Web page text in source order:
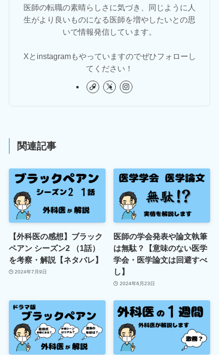
医師の転職の素晴らしさに気づき、同じように人
生がより良いものになる医師を増やしたいとの思
いで情報発信しています。
Xとinstagramもやっていますのでぜひフォローし
てください！
関連記事
【外科医の感想】ブラック
ペアン シーズン2 （1話）
を考察・解説【ネタバレ】
2024年7月9日
医師の学会発表や論文執筆
は無駄？【意味のない医学
学会・医学論文は回避すべ
し】
2024年6月23日